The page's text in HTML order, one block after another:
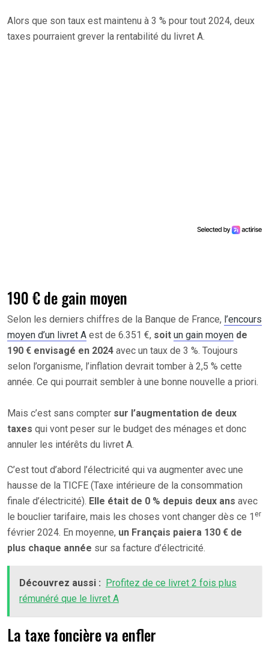
Alors que son taux est maintenu à 3 % pour tout 2024, deux
taxes pourraient grever la rentabilité du livret A.
190 € de gain moyen
Selon les derniers chiffres de la Banque de France, l’encours
moyen d’un livret A est de 6.351 €, soit un gain moyen de
190 € envisagé en 2024 avec un taux de 3 %. Toujours
selon l’organisme, l’inflation devrait tomber à 2,5 % cette
année. Ce qui pourrait sembler à une bonne nouvelle a priori.
Mais c’est sans compter sur l’augmentation de deux
taxes qui vont peser sur le budget des ménages et donc
annuler les intérêts du livret A.
C’est tout d’abord l’électricité qui va augmenter avec une
hausse de la TICFE (Taxe intérieure de la consommation
finale d’électricité). Elle était de 0 % depuis deux ans avec
le bouclier tarifaire, mais les choses vont changer dès ce 1 er
février 2024. En moyenne, un Français paiera 130 € de
plus chaque année sur sa facture d’électricité.
Découvrez aussi : Profitez de ce livret 2 fois plus
rémunéré que le livret A
La taxe foncière va enfler